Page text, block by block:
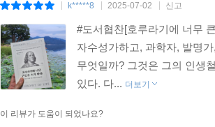
k*****8 2025-07-02 신고
#도서협찬[호루라기에 너무
자수성가하고, 과학자, 발명
무엇일까? 그것은 그의 인생
있다. 다... 더보기
이 리뷰가 도움이 되었나요?